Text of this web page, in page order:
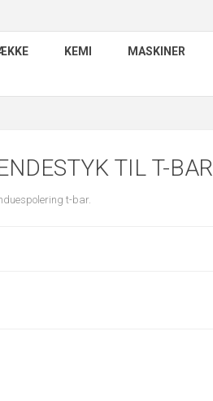
KEMI MASKINER
TIL T-BAR
t-bar.